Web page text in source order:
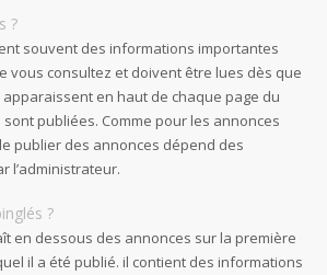
?
souvent des informations importantes
vous consultez et doivent être lues dès que
en haut de chaque page du
publiées. Comme pour les annonces
publier des annonces dépend des
l’administrateur.
?
en dessous des annonces sur la première
il a été publié. il contient des informations